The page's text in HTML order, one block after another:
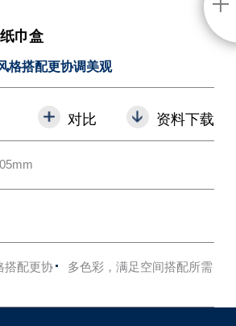
巾盒
格搭配更协调美观
资料下载
对比
搭配更协
多色彩，满足空间搭配所需